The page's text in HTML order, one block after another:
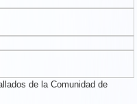
de la Comunidad de